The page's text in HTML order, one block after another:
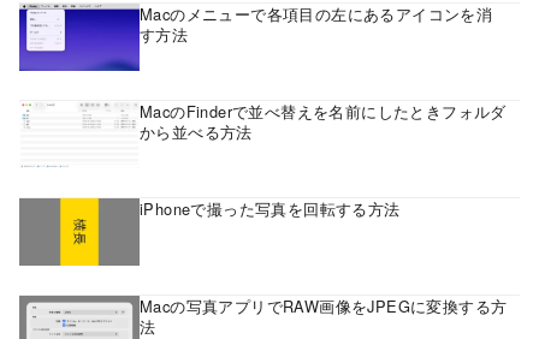
Macのメニューで各項目の左にあるアイコンを消
す方法
MacのFinderで並べ替えを名前にしたときフォルダ
から並べる方法
iPhoneで撮った写真を回転する方法
Macの写真アプリでRAW画像をJPEGに変換する方
法